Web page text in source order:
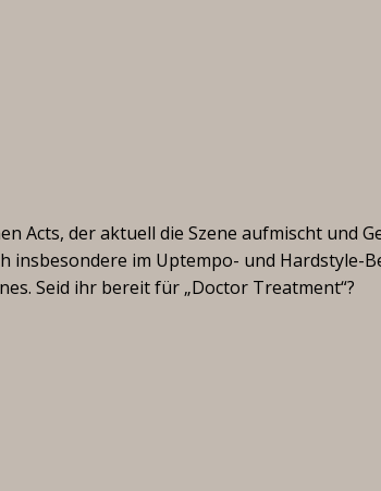
Acts, der aktuell die Szene aufmischt und
insbesondere im Uptempo- und Hardstyle-
Seid ihr bereit für „Doctor Treatment“?